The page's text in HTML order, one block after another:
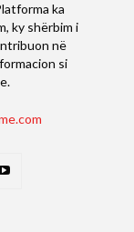
ka
ky shërbim i
në
si